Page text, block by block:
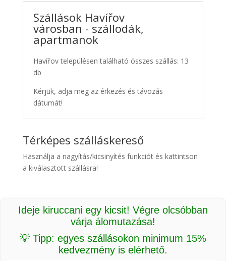
Szállások Havířov
városban - szállodák,
apartmanok
Havířov településen található összes szállás: 13
db
Kérjük, adja meg az érkezés és távozás
dátumát!
Térképes szálláskereső
Használja a nagyítás/kicsinyítés funkciót és kattintson
a kiválasztott szállásra!
Ideje kiruccani egy kicsit! Végre olcsóbban
várja álomutazása!
💡 Tipp: egyes szállásokon minimum 15%
kedvezmény is elérhető.